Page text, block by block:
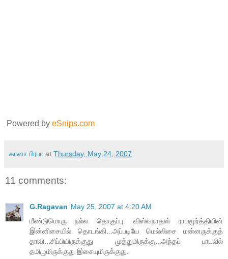
Powered by eSnips.com
கானா பிரபா at Thursday, May 24, 2007
11 comments:
G.Ragavan May 25, 2007 at 4:20 AM
மீண்டுமொரு நல்ல தொகுப்பு. விஸ்வநாதன் ராமமூர்த்தியின்
இன்னிசையில் தொடங்கி...அப்படியே மெல்லிசை மன்னருக்குத்
தாவி...சிப்பியிருக்குது முத்துமிருக்கு...அந்தப் பாடலில்
தமிழுமிருக்குது இசையுமிருக்குது.